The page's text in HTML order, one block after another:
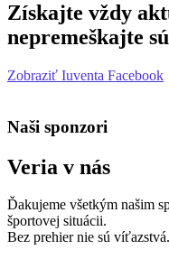
Získajte vždy
nepremeškajte
Zobraziť Iuventa Facebook
Naši sponzori
Veria v nás
Ďakujeme všetkým našim
športovej situácii.
Bez prehier nie sú víťazstvá.